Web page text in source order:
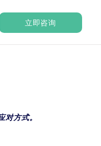
立即咨询
方式。